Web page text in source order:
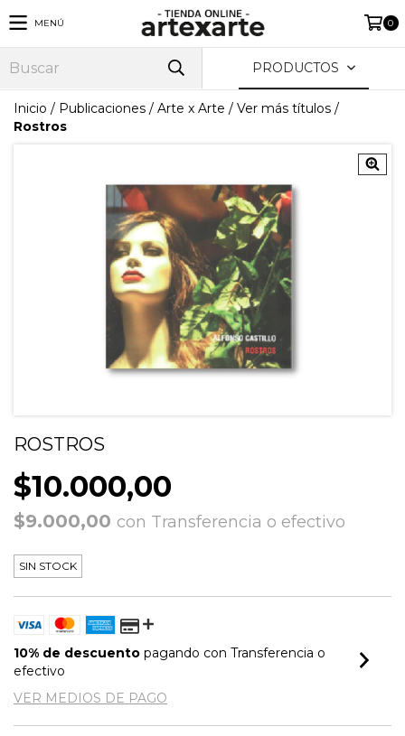
MENÚ 0
PRODUCTOS
Inicio / Publicaciones / Arte x Arte / Ver más títulos /
Rostros
ROSTROS
$10.000,00
$9.000,00 con Transferencia o efectivo
SIN STOCK
10% de descuento pagando con Transferencia o
efectivo
VER MEDIOS DE PAGO